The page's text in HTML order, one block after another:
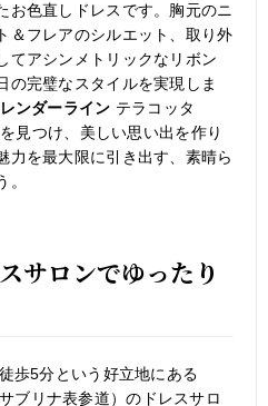
お色直しドレスです。胸元のニ
＆フレアのシルエット、取り外
てアシンメトリックなリボン
の完璧なスタイルを実現しま
ンダーライン テラコッタ
見つけ、美しい思い出を作り
力を最大限に引き出す、素晴ら
サロンでゆったり
歩5分という好立地にある
ブリナ表参道）のドレスサロ